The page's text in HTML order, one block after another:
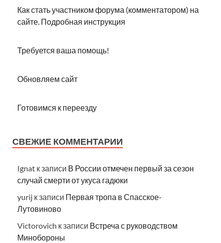
Как стать участником форума (комментатором) на
сайте. Подробная инструкция
Требуется ваша помощь!
Обновляем сайт
Готовимся к переезду
СВЕЖИЕ КОММЕНТАРИИ
Ignat к записи В России отмечен первый за сезон
случай смерти от укуса гадюки
yurij к записи Первая тропа в Спасское-
Лутовиново
Victorovich к записи Встреча с руководством
Минобороны